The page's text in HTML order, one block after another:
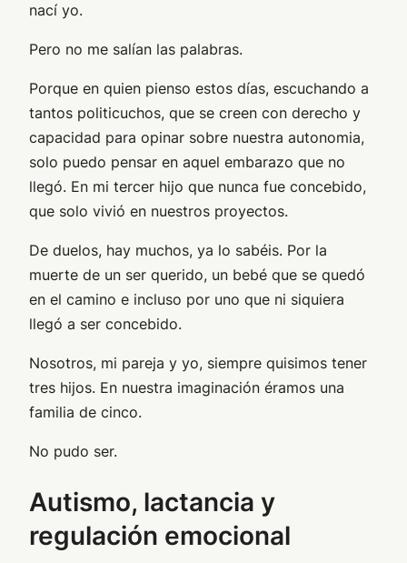
nací yo.
Pero no me salían las palabras.
Porque en quien pienso estos días, escuchando a
tantos politicuchos, que se creen con derecho y
capacidad para opinar sobre nuestra autonomia,
solo puedo pensar en aquel embarazo que no
llegó. En mi tercer hijo que nunca fue concebido,
que solo vivió en nuestros proyectos.
De duelos, hay muchos, ya lo sabéis. Por la
muerte de un ser querido, un bebé que se quedó
en el camino e incluso por uno que ni siquiera
llegó a ser concebido.
Nosotros, mi pareja y yo, siempre quisimos tener
tres hijos. En nuestra imaginación éramos una
familia de cinco.
No pudo ser.
Autismo, lactancia y
regulación emocional